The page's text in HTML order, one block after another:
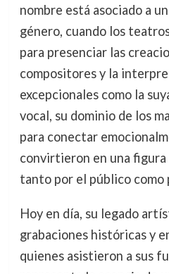
nombre está asociado a
género, cuando los
para presenciar las
compositores y la
excepcionales como la
vocal, su dominio de los
para conectar
convirtieron en una figura
tanto por el público como
Hoy en día, su legado
grabaciones históricas y
quienes asistieron a sus